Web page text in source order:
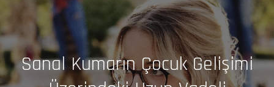
Sanal Kumarın Çocuk Gelişimi